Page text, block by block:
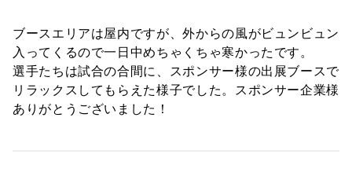
ブースエリアは屋内ですが、外からの風がビュンビュン
入ってくるので一日中めちゃくちゃ寒かったです。
選手たちは試合の合間に、スポンサー様の出展ブースで
リラックスしてもらえた様子でした。スポンサー企業様
ありがとうございました！